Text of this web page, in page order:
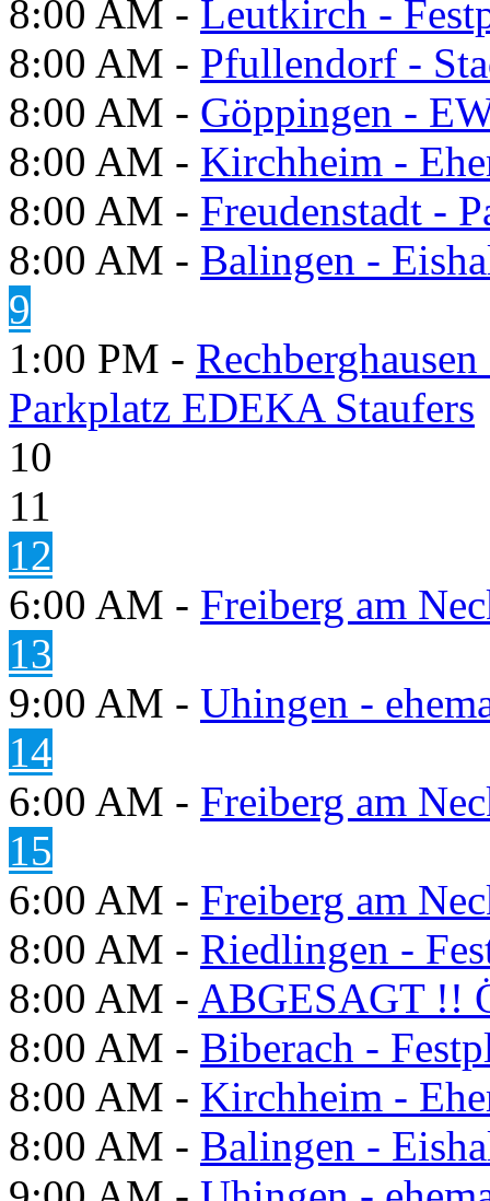
8:00 AM - Leutkirch -
8:00 AM - Pfullendorf -
8:00 AM - Göppingen -
8:00 AM - Kirchheim -
8:00 AM - Freudenstadt -
8:00 AM - Balingen -
9
1:00 PM -
Parkplatz EDEKA Staufers
10
11
12
6:00 AM - Freiberg am
13
9:00 AM - Uhingen -
14
6:00 AM - Freiberg am
15
6:00 AM - Freiberg am
8:00 AM - Riedlingen -
8:00 AM - ABGESAGT !!
8:00 AM - Biberach -
8:00 AM - Kirchheim -
8:00 AM - Balingen -